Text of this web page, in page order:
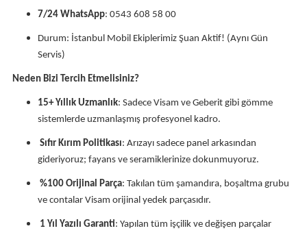
7/24 WhatsApp: 0543 608 58 00
Durum: İstanbul Mobil Ekiplerimiz Şuan Aktif! (Aynı Gün
Servis)
Neden Bizi Tercih Etmelisiniz?
15+ Yıllık Uzmanlık: Sadece Visam ve Geberit gibi gömme
sistemlerde uzmanlaşmış profesyonel kadro.
Sıfır Kırım Politikası: Arızayı sadece panel arkasından
gideriyoruz; fayans ve seramiklerinize dokunmuyoruz.
%100 Orijinal Parça: Takılan tüm şamandıra, boşaltma grubu
ve contalar Visam orijinal yedek parçasıdır.
1 Yıl Yazılı Garanti: Yapılan tüm işçilik ve değişen parçalar